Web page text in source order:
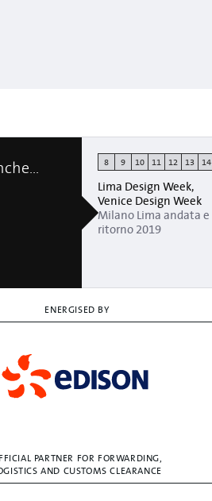
8 9 10 11 12 13 14
Lima Design Week,
Venice Design Week
Milano Lima andata e
ritorno 2019
ENERGISED BY
PARTNER FOR FORWARDING,
AND CUSTOMS CLEARANCE